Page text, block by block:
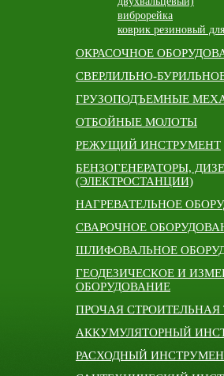
виброрейка
коврик резиновый
ОКРАСОЧНОЕ
СВЕРЛИЛЬНО-
ГРУЗОПОДЪЕМНЫЕ
ОТБОЙНЫЕ МОЛОТЫ
РЕЖУЩИЙ ИНСТРУМЕНТ
БЕНЗОГЕНЕРАТОРЫ,
(ЭЛЕКТРОСТАНЦИИ)
НАГРЕВАТЕЛЬНОЕ
СВАРОЧНОЕ
ШЛИФОВАЛЬНОЕ
ГЕОДЕЗИЧЕСКОЕ И
ОБОРУДОВАНИЕ
ПРОЧАЯ СТРОИТЕЛЬНАЯ
АККУМУЛЯТОРНЫЙ
РАСХОДНЫЙ